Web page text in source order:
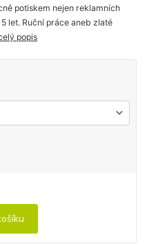
potiskem nejen reklamních
let. Ruční práce aneb zlaté
popis